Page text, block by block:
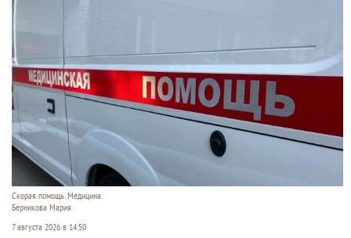
Скорая помощь. Медицина.
Берникова Мария
7 августа 2026 в 14:50